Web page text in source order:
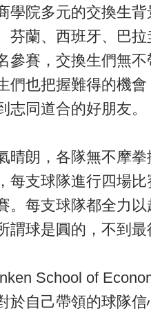
學院多元的交換生
芬蘭、西班牙、巴
參賽，交換生們無
們也把握難得的機
志同道合的好朋友。
晴朗，各隊無不摩
每支球隊進行四場
。每支球隊都全力
謂球是圓的，不到最
School of
於自己帶領的球隊